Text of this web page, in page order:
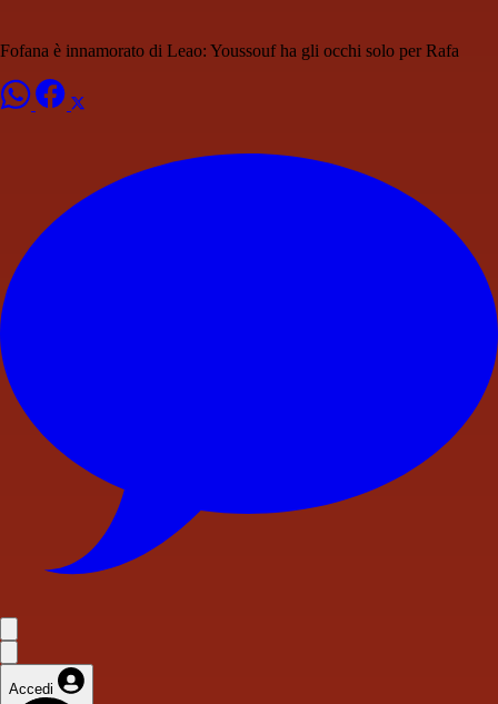
Fofana è innamorato di Leao: Youssouf ha gli occhi solo per Rafa
Accedi